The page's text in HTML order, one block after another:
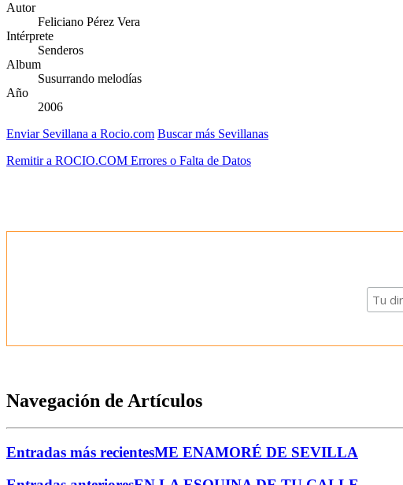
Autor
Feliciano Pérez Vera
Intérprete
Senderos
Album
Susurrando melodías
Año
2006
Enviar Sevillana a Rocio.com Buscar más Sevillanas
Remitir a ROCIO.COM Errores o Falta de Datos
Navegación de Artículos
Entradas más recientesME ENAMORÉ DE SEVILLA